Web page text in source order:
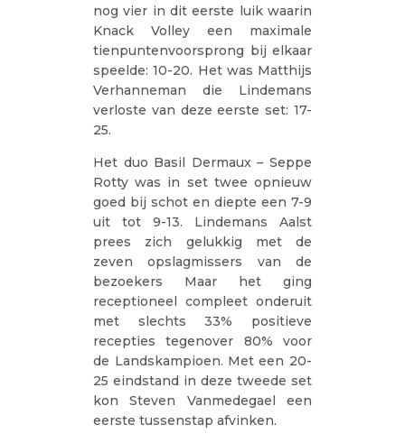
nog vier in dit eerste luik waarin
Knack Volley een maximale
tienpuntenvoorsprong bij elkaar
speelde: 10-20. Het was Matthijs
Verhanneman die Lindemans
verloste van deze eerste set: 17-
25.
Het duo Basil Dermaux – Seppe
Rotty was in set twee opnieuw
goed bij schot en diepte een 7-9
uit tot 9-13. Lindemans Aalst
prees zich gelukkig met de
zeven opslagmissers van de
bezoekers Maar het ging
receptioneel compleet onderuit
met slechts 33% positieve
recepties tegenover 80% voor
de Landskampioen. Met een 20-
25 eindstand in deze tweede set
kon Steven Vanmedegael een
eerste tussenstap afvinken.